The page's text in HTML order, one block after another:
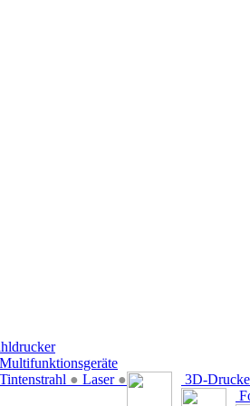
Multifunktionsgeräte
Tintenstrahl ● Laser ●
3D-